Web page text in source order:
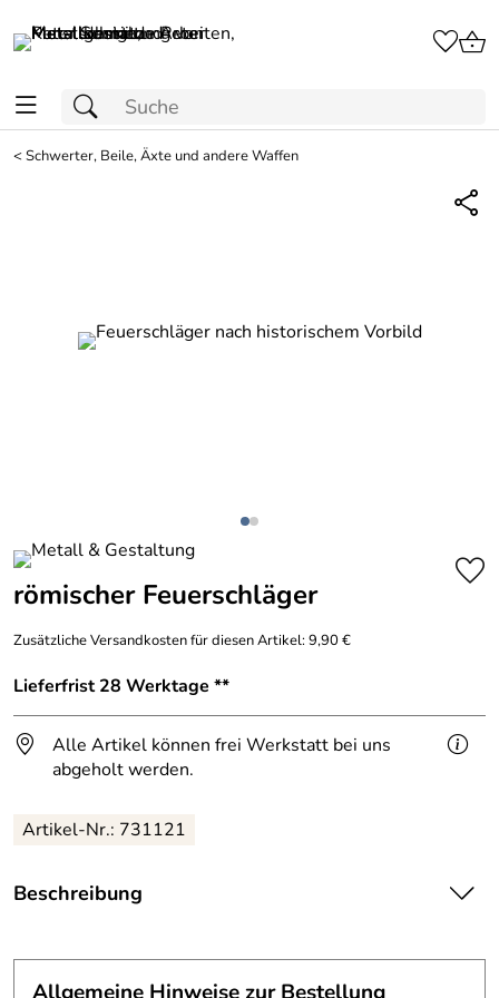
<Schwerter, Beile, Äxte und andere Waffen
römischer Feuerschläger
Zusätzliche Versandkosten für diesen Artikel: 9,90 €
Lieferfrist 28 Werktage **
Alle Artikel können frei Werkstatt bei uns
abgeholt werden.
Artikel-Nr.: 731121
Beschreibung
Allgemeine Hinweise zur Bestellung